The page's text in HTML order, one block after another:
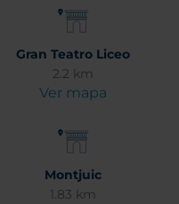
Gran Teatro Liceo
2.2 km
Ver mapa
Montjuic
1.83 km